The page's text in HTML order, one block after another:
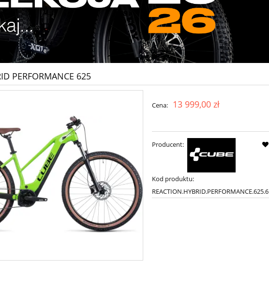
PERFORMANCE 625
Cena: 13 999,00 zł
Producent:
Kod produktu:
REACTION.HYBRID.PERFORMANCE.625.6